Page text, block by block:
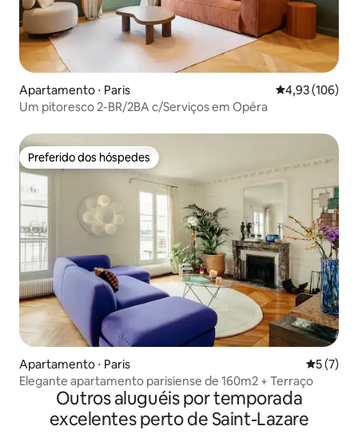
Apartamento ⋅ Paris 4,93 de uma
4,93 (106)
Um pitoresco 2-BR/2BA c/Serviços em Opéra
Preferido dos hóspedes
Preferido dos hóspedes
Apartamento ⋅ Paris 5 de
5 (7)
Elegante apartamento parisiense de 160m2 + Terraço
Outros aluguéis por temporada
excelentes perto de Saint-Lazare